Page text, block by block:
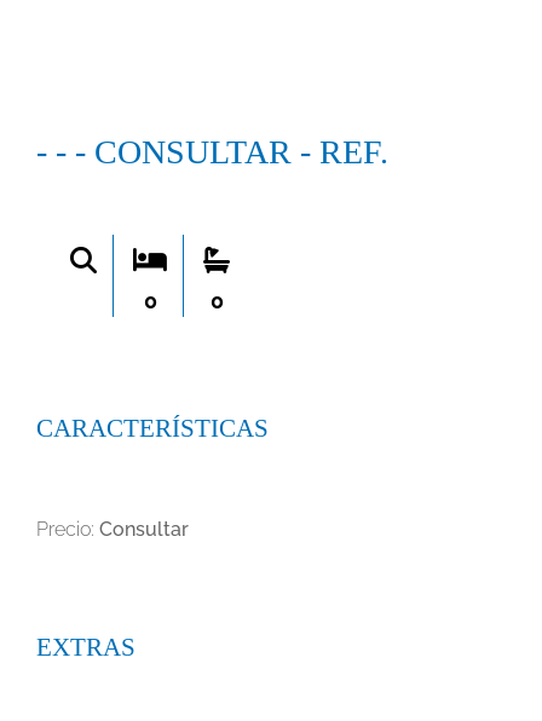
- - - CONSULTAR - REF.
0 0
CARACTERÍSTICAS
Precio: Consultar
EXTRAS